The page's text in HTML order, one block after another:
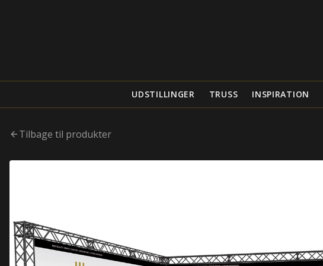
UDSTILLINGER TRUSS INSPIRATION
Tilbage til produkter